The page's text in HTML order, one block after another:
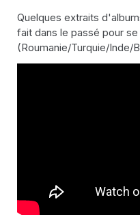
Quelques extraits
fait dans le passé pour
(Roumanie/Turquie/Inde/